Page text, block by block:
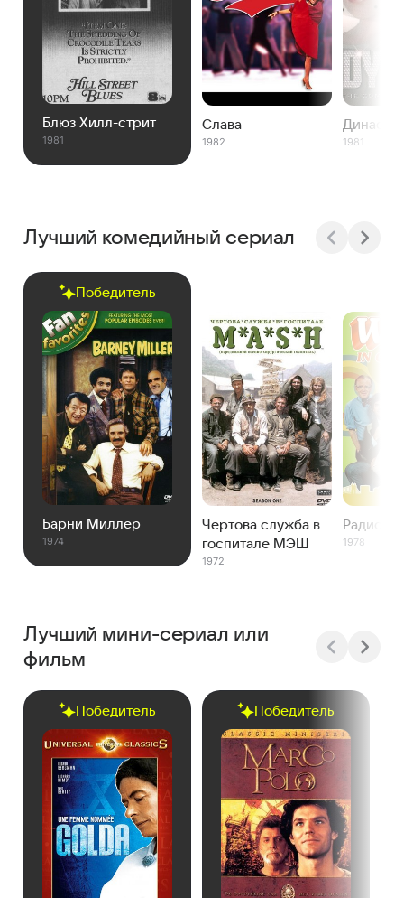
Блюз Хилл-стрит
1981
Слава
1982 1981
Лучший комедийный сериал
Победитель
Барни Миллер
1974
Чертова служба в
госпитале МЭШ
1972
Радио
1978
Лучший мини-сериал или
фильм
Победитель Победитель